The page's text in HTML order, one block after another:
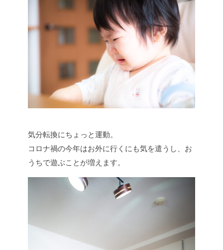
気分転換にちょっと運動。
コロナ禍の今年はお外に行くにも気を遣うし、お
うちで遊ぶことが増えます。